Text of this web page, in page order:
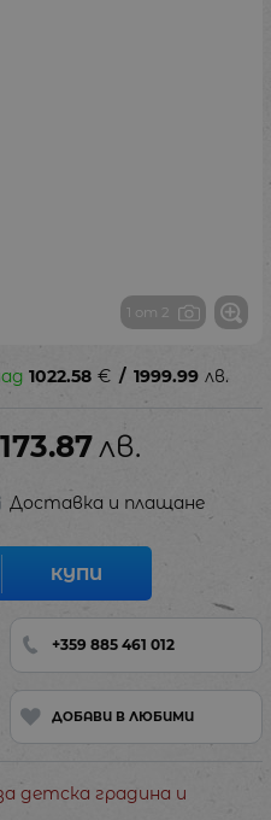
1 от 2
1022.58 € / 1999.99 лв.
173.87лв.
Доставка и плащане
КУПИ
+359 885 461 012
ДОБАВИ В ЛЮБИМИ
детска градина и